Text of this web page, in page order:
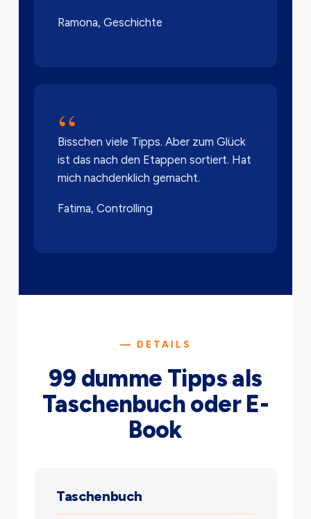
Ramona, Geschichte
“
Bisschen viele Tipps. Aber zum Glück
ist das nach den Etappen sortiert. Hat
mich nachdenklich gemacht.
Fatima, Controlling
— DETAILS
99 dumme Tipps als
Taschenbuch oder E-
Book
Taschenbuch